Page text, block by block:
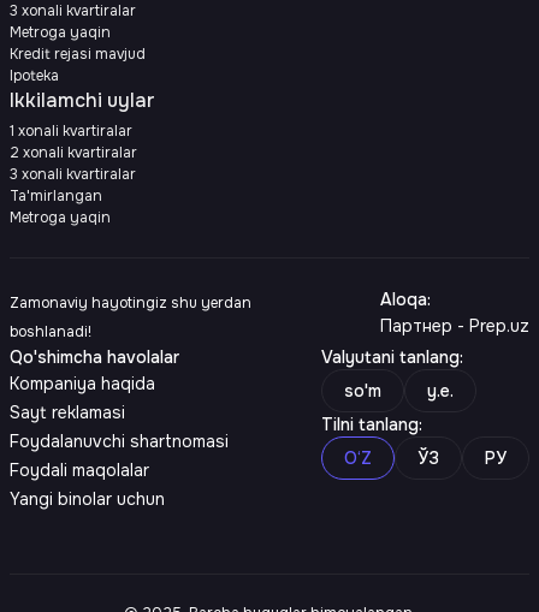
3 xonali kvartiralar
Metroga yaqin
Kredit rejasi mavjud
Ipoteka
Ikkilamchi uylar
1 xonali kvartiralar
2 xonali kvartiralar
3 xonali kvartiralar
Ta'mirlangan
Metroga yaqin
Zamonaviy hayotingiz shu yerdan
boshlanadi!
Aloqa:
Партнер - Prep.uz
Qo'shimcha havolalar
Kompaniya haqida
Sayt reklamasi
Foydalanuvchi shartnomasi
Foydali maqolalar
Yangi binolar uchun
Valyutani tanlang:
so'm
y.e.
Tilni tanlang:
O‘Z
ЎЗ РУ